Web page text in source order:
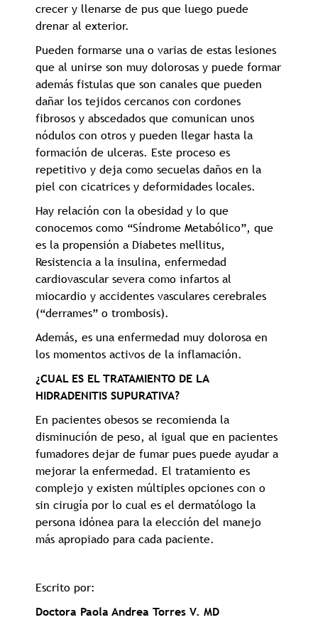
crecer y llenarse de pus que luego puede
drenar al exterior.
Pueden formarse una o varias de estas lesiones
que al unirse son muy dolorosas y puede formar
además fistulas que son canales que pueden
dañar los tejidos cercanos con cordones
fibrosos y abscedados que comunican unos
nódulos con otros y pueden llegar hasta la
formación de ulceras. Este proceso es
repetitivo y deja como secuelas daños en la
piel con cicatrices y deformidades locales.
Hay relación con la obesidad y lo que
conocemos como “Síndrome Metabólico”, que
es la propensión a Diabetes mellitus,
Resistencia a la insulina, enfermedad
cardiovascular severa como infartos al
miocardio y accidentes vasculares cerebrales
(“derrames” o trombosis).
Además, es una enfermedad muy dolorosa en
los momentos activos de la inflamación.
¿CUAL ES EL TRATAMIENTO DE LA
HIDRADENITIS SUPURATIVA?
En pacientes obesos se recomienda la
disminución de peso, al igual que en pacientes
fumadores dejar de fumar pues puede ayudar a
mejorar la enfermedad. El tratamiento es
complejo y existen múltiples opciones con o
sin cirugía por lo cual es el dermatólogo la
persona idónea para la elección del manejo
más apropiado para cada paciente.
Escrito por:
Doctora Paola Andrea Torres V. MD